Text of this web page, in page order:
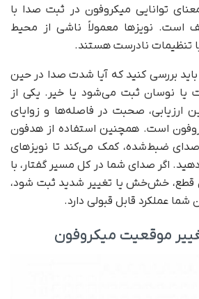
توانایی میکروفون در ثبت صدا با
است. نویزها معمولاً ناشی از محیط
تنظیمات نادرست هستند.
باید بررسی کنید که آیا شدت صدا در حین
نوسان ثبت می‌شود یا خیر. یکی از
ارزیابی، صحبت در فاصله‌ها و زوایای
است. همچنین استفاده از هدفون
ضبط‌شده، کمک می‌کند تا نویزهای
اگر صدای شما در کل مسیر گفتار، با
قطع، خش‌خش یا تغییر شدید ثبت شود،
عملکرد قابل قبولی دارد.
موقعیت میکروفون